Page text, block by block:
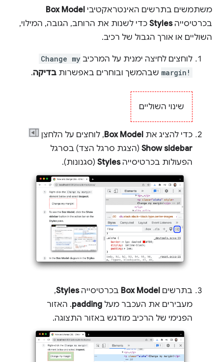
משתמשים בתרשים האינטראקטיבי Box Model
בכרטיסייהStyles כדי לשנות את הרוחב, הגובה, המילוי,
השוליים או אורך הגבול של רכיב.
לוחצים לחיצה ימנית על המרכיב Change my
margin! שבהמשך ובוחרים באפשרות בדיקה.
שינוי השוליים
כדי להציג את Box Model, לוחצים על הלחצן
Show sidebar (הצגת סרגל הצד) בסרגל
הפעולות בכרטיסייהStyles (סגנונות).
בתרשים Box Model בכרטיסייהStyles
,
מעבירים את העכבר מעל padding. האזור
הפנימי של הרכיב מודגש באזור התצוגה.